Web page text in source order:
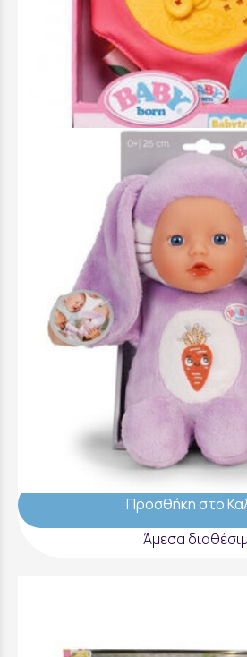
19,99 €
Προσθήκη στο
Άμεσα διαθέσιμο
Baby Born Μωράκι
837443-116725
12,99 €
Προσθήκη στο
Άμεσα